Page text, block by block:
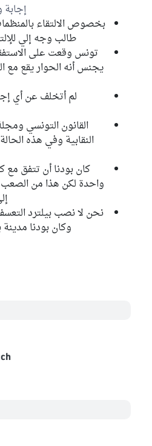
إجابة
بخصوص الالتقاء
طالب وجه إلي
تونس وقعت على
يجنس أنه الحوار يقع مع
لم أتخلف عن أي
القانون التونسي
النقابية وفي هذه
كان بودنا أن تتفق مع
واحدة لكن هذا من
نحن لا نصب بيلترد
وكان بودنا